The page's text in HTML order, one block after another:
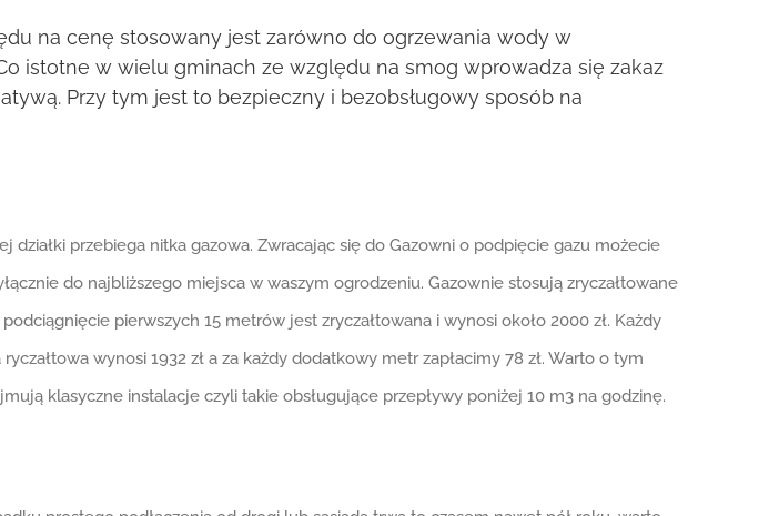
na cenę stosowany jest zarówno do ogrzewania wody w
istotne w wielu gminach ze względu na smog wprowadza się zakaz
Przy tym jest to bezpieczny i bezobsługowy sposób na
przebiega nitka gazowa. Zwracając się do Gazowni o podpięcie gazu możecie
do najbliższego miejsca w waszym ogrodzeniu. Gazownie stosują zryczałtowane
pierwszych 15 metrów jest zryczałtowana i wynosi około 2000 zł. Każdy
wynosi 1932 zł a za każdy dodatkowy metr zapłacimy 78 zł. Warto o tym
klasyczne instalacje czyli takie obsługujące przepływy poniżej 10 m3 na godzinę.